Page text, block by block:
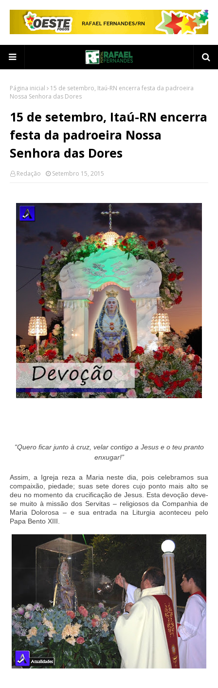
Página inicial
15 de setembro, Itaú-RN encerra festa da padroeira
Nossa Senhora das Dores
15 de setembro, Itaú-RN encerra
festa da padroeira Nossa
Senhora das Dores
Redação Setembro 15, 2015
“Quero ficar junto à cruz, velar contigo a Jesus e o teu pranto
enxugar!”
Assim, a Igreja reza a Maria neste dia, pois celebramos sua
compaixão, piedade; suas sete dores cujo ponto mais alto se
deu no momento da crucificação de Jesus. Esta devoção deve-
se muito à missão dos Servitas – religiosos da Companhia de
Maria Dolorosa – e sua entrada na Liturgia aconteceu pelo
Papa Bento XIII.